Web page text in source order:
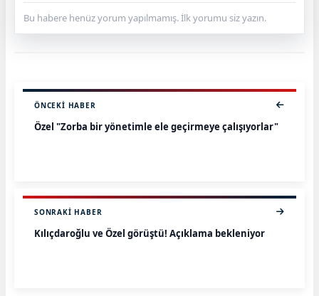
Bu habere henüz yorum yapılmamış. İlk yorumu siz yazın.
ÖNCEKI HABER
Özel "Zorba bir yönetimle ele geçirmeye çalışıyorlar"
SONRAKI HABER
Kılıçdaroğlu ve Özel görüştü! Açıklama bekleniyor